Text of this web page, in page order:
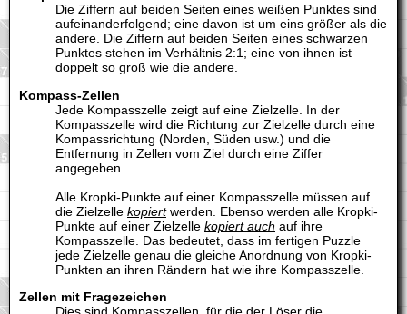
Die Ziffern auf beiden Seiten eines weißen Punktes sind
aufeinanderfolgend; eine davon ist um eins größer als die
andere. Die Ziffern auf beiden Seiten eines schwarzen
Punktes stehen im Verhältnis 2:1; eine von ihnen ist
doppelt so groß wie die andere.
Kompass-Zellen
Jede Kompasszelle zeigt auf eine Zielzelle. In der
Kompasszelle wird die Richtung zur Zielzelle durch eine
Kompassrichtung (Norden, Süden usw.) und die
Entfernung in Zellen vom Ziel durch eine Ziffer
angegeben.
Alle Kropki-Punkte auf einer Kompasszelle müssen auf
die Zielzelle kopiertwerden. Ebenso werden alle Kropki-
Punkte auf einer Zielzelle kopiert auch auf ihre
Kompasszelle. Das bedeutet, dass im fertigen Puzzle
jede Zielzelle genau die gleiche Anordnung von Kropki-
Punkten an ihren Rändern hat wie ihre Kompasszelle.
Zellen mit Fragezeichen